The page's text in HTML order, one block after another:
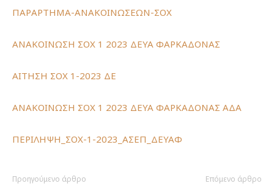
ΠΑΡΑΡΤΗΜΑ-ΑΝΑΚΟΙΝΩΣΕΩΝ-ΣΟΧ
ΑΝΑΚΟΙΝΩΣΗ ΣΟΧ 1 2023 ΔΕΥΑ ΦΑΡΚΑΔΟΝΑΣ
ΑΙΤΗΣΗ ΣΟΧ 1-2023 ΔΕ
ΑΝΑΚΟΙΝΩΣΗ ΣΟΧ 1 2023 ΔΕΥΑ ΦΑΡΚΑΔΟΝΑΣ ΑΔΑ
ΠΕΡΙΛΗΨΗ_ΣΟΧ-1-2023_ΑΣΕΠ_ΔΕΥΑΦ
Προηγούμενο άρθρο Επόμενο άρθρο